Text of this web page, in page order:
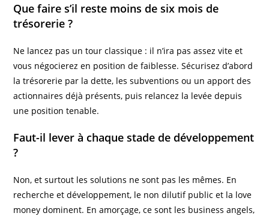
Que faire s’il reste moins de six mois de
trésorerie ?
Ne lancez pas un tour classique : il n’ira pas assez vite et
vous négocierez en position de faiblesse. Sécurisez d’abord
la trésorerie par la dette, les subventions ou un apport des
actionnaires déjà présents, puis relancez la levée depuis
une position tenable.
Faut-il lever à chaque stade de développement
?
Non, et surtout les solutions ne sont pas les mêmes. En
recherche et développement, le non dilutif public et la love
money dominent. En amorçage, ce sont les business angels,